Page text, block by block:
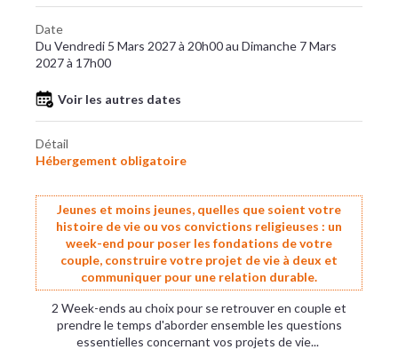
Date
Du Vendredi 5 Mars 2027 à 20h00 au Dimanche 7 Mars
2027 à 17h00
Voir les autres dates
Détail
Hébergement obligatoire
Jeunes et moins jeunes, quelles que soient votre
histoire de vie ou vos convictions religieuses : un
week-end pour poser les fondations de votre
couple, construire votre projet de vie à deux et
communiquer pour une relation durable.
2 Week-ends au choix pour se retrouver en couple et
prendre le temps d'aborder ensemble les questions
essentielles concernant vos projets de vie...